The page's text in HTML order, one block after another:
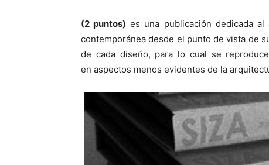
(2 puntos) es una publicación dedicada
contemporánea desde el punto de vista de
de cada diseño, para lo cual se
en aspectos menos evidentes de la